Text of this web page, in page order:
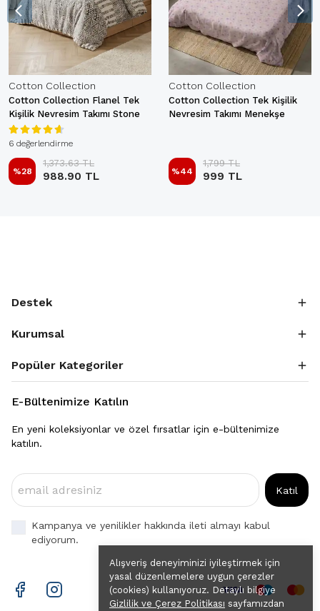
Alışveriş deneyiminizi iyileştirmek için
yasal düzenlemelere uygun çerezler
(cookies) kullanıyoruz. Detaylı bilgiye
Gizlilik ve Çerez Politikası sayfamızdan
Cotton Collection
Cotton Collection Flanel Tek
Kişilik Nevresim Takımı Stone
6 değerlendirme
%28
1,373.63 TL
988.90 TL
Cotton Collection
Cotton Collection Tek Kişilik
Nevresim Takımı Menekşe
%44
1,799 TL
999 TL
Destek
Kurumsal
Popüler Kategoriler
E-Bültenimize Katılın
En yeni koleksiyonlar ve özel fırsatlar için e-bültenimize
katılın.
Katıl
Kampanya ve yenilikler hakkında ileti almayı kabul
ediyorum.